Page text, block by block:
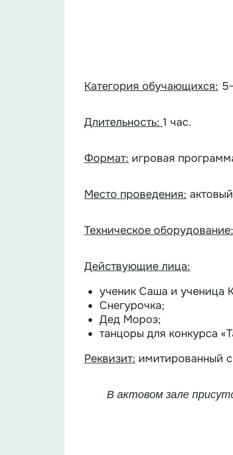
Категория обучающихся:
Длительность: 1 час.
Формат: игровая
Место проведения:
Техническое оборудование:
Действующие лица:
ученик Саша и ученица
Снегурочка;
Дед Мороз;
танцоры для конкурса
Реквизит: имитированный
В актовом зале